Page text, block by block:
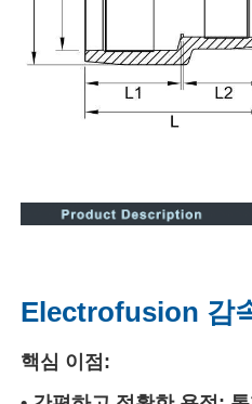
품질 관리
연락처
부트 퓨전 용접기
파이프 부트 용접 기계
Electrofusion 감
핵심 이점:​​